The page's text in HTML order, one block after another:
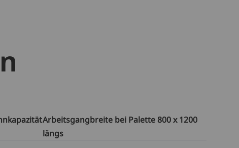
Arbeitsgangbreite bei Palette 800 x 1200
längs